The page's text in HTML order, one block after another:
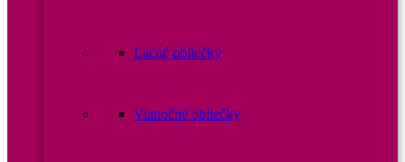
Lacné obliečky
Vianočné obliečky